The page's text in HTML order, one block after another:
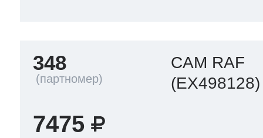
348
CAM RAF
(EX498128)
7475